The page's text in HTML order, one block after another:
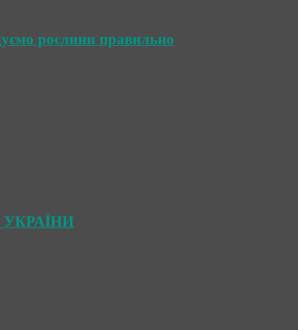
рослини правильно